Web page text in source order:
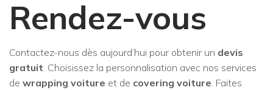
Rendez-vous
Contactez-nous dès aujourd’hui pour obtenir un devis
gratuit. Choisissez la personnalisation avec nos services
de wrapping voiture et de covering voiture. Faites